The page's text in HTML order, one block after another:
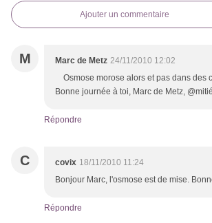
Ajouter un commentaire
M Marc de Metz 24/11/2010 12:02
Osmose morose alors et pas dans des
Bonne journée à toi, Marc de Metz,
Répondre
C covix 18/11/2010 11:24
Bonjour Marc, l'osmose est de mise.
Répondre